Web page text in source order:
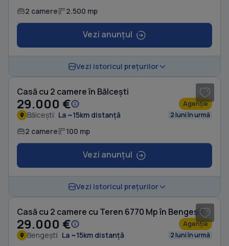
2 camere 2.500 mp
Vezi anunțul
Vezi istoricul prețurilor
Casă cu 2 camere în Bălcești
29.000 € Agenție
Bălcești La ~15km distanță 2 luni în urmă
2 camere 100 mp
Vezi anunțul
Vezi istoricul prețurilor
Casă cu 2 camere cu Teren 6770 Mp în Bengești
29.000 € Agenție
Bengești La ~15km distanță 2 luni în urmă